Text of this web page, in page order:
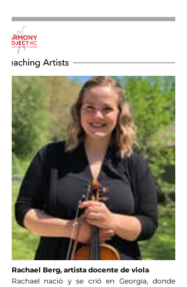
Rachael Berg, artista docente de viola
Rachael nació y se crió en Georgia, donde